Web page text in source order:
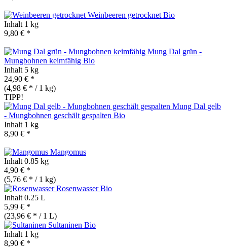
Weinbeeren getrocknet Bio
Inhalt 1 kg
9,80 € *
Mung Dal grün -
Mungbohnen keimfähig Bio
Inhalt 5 kg
24,90 € *
(4,98 € * / 1 kg)
TIPP!
Mung Dal gelb
- Mungbohnen geschält gespalten Bio
Inhalt 1 kg
8,90 € *
Mangomus
Inhalt 0.85 kg
4,90 € *
(5,76 € * / 1 kg)
RosenwasserBio
Inhalt 0.25 L
5,99 € *
(23,96 € * / 1 L)
Sultaninen Bio
Inhalt 1 kg
8,90 € *